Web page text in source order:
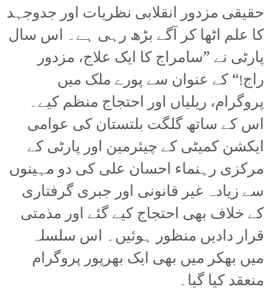
حقیقی مزدور انقلابی نظریات اور جدوجہد
کا علم اٹھا کر آگے بڑھ رہی ہے۔ اس سال
پارٹی نے ”سامراج کا ایک علاج، مزدور
راج!“ کے عنوان سے پورے ملک میں
پروگرام، ریلیاں اور احتجاج منظم کیے۔
اس کے ساتھ گلگت بلتستان کی عوامی
ایکشن کمیٹی کے چیئرمین اور پارٹی کے
مرکزی رہنماء احسان علی کی دو مہینوں
سے زیادہ غیر قانونی اور جبری گرفتاری
کے خلاف بھی احتجاج کیے گئے اور مذمتی
قرار دادیں منظور ہوئیں۔ اس سلسلہ
میں بھکر میں بھی ایک بھرپور پروگرام
منعقد کیا گیا۔